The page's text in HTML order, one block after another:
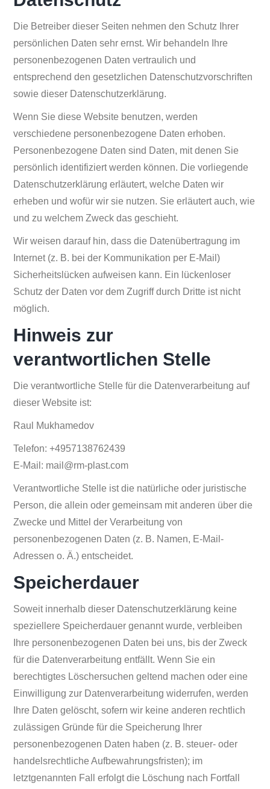
Die Betreiber dieser Seiten nehmen den Schutz Ihrer
persönlichen Daten sehr ernst. Wir behandeln Ihre
personenbezogenen Daten vertraulich und
entsprechend den gesetzlichen Datenschutzvorschriften
sowie dieser Datenschutzerklärung.
Wenn Sie diese Website benutzen, werden
verschiedene personenbezogene Daten erhoben.
Personenbezogene Daten sind Daten, mit denen Sie
persönlich identifiziert werden können. Die vorliegende
Datenschutzerklärung erläutert, welche Daten wir
erheben und wofür wir sie nutzen. Sie erläutert auch, wie
und zu welchem Zweck das geschieht.
Wir weisen darauf hin, dass die Datenübertragung im
Internet (z. B. bei der Kommunikation per E-Mail)
Sicherheitslücken aufweisen kann. Ein lückenloser
Schutz der Daten vor dem Zugriff durch Dritte ist nicht
möglich.
Hinweis zur
verantwortlichen Stelle
Die verantwortliche Stelle für die Datenverarbeitung auf
dieser Website ist:
Raul Mukhamedov
Telefon: +4957138762439
E-Mail: mail@rm-plast.com
Verantwortliche Stelle ist die natürliche oder juristische
Person, die allein oder gemeinsam mit anderen über die
Zwecke und Mittel der Verarbeitung von
personenbezogenen Daten (z. B. Namen, E-Mail-
Adressen o. Ä.) entscheidet.
Speicherdauer
Soweit innerhalb dieser Datenschutzerklärung keine
speziellere Speicherdauer genannt wurde, verbleiben
Ihre personenbezogenen Daten bei uns, bis der Zweck
für die Datenverarbeitung entfällt. Wenn Sie ein
berechtigtes Löschersuchen geltend machen oder eine
Einwilligung zur Datenverarbeitung widerrufen, werden
Ihre Daten gelöscht, sofern wir keine anderen rechtlich
zulässigen Gründe für die Speicherung Ihrer
personenbezogenen Daten haben (z. B. steuer- oder
handelsrechtliche Aufbewahrungsfristen); im
letztgenannten Fall erfolgt die Löschung nach Fortfall